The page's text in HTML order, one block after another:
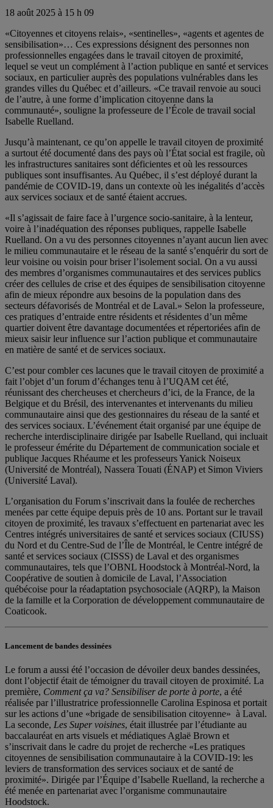
18 août 2025 à 15 h 09
«Citoyennes et citoyens relais», «sentinelles», «agents et agentes de
sensibilisation»… Ces expressions désignent des personnes non
professionnelles engagées dans le travail citoyen de proximité,
lequel se veut un complément à l’action publique en santé et services
sociaux, en particulier auprès des populations vulnérables dans les
grandes villes du Québec et d’ailleurs. «Ce travail renvoie au souci
de l’autre, à une forme d’implication citoyenne dans la
communauté», souligne la professeure de l’École de travail social
Isabelle Ruelland.
Jusqu’à maintenant, ce qu’on appelle le travail citoyen de proximité
a surtout été documenté dans des pays où l’État social est fragile, où
les infrastructures sanitaires sont déficientes et où les ressources
publiques sont insuffisantes. Au Québec, il s’est déployé durant la
pandémie de COVID-19, dans un contexte où les inégalités d’accès
aux services sociaux et de santé étaient accrues.
«Il s’agissait de faire face à l’urgence socio-sanitaire, à la lenteur,
voire à l’inadéquation des réponses publiques, rappelle Isabelle
Ruelland. On a vu des personnes citoyennes n’ayant aucun lien avec
le milieu communautaire et le réseau de la santé s’enquérir du sort de
leur voisine ou voisin pour briser l’isolement social. On a vu aussi
des membres d’organismes communautaires et des services publics
créer des cellules de crise et des équipes de sensibilisation citoyenne
afin de mieux répondre aux besoins de la population dans des
secteurs défavorisés de Montréal et de Laval.» Selon la professeure,
ces pratiques d’entraide entre résidents et résidentes d’un même
quartier doivent être davantage documentées et répertoriées afin de
mieux saisir leur influence sur l’action publique et communautaire
en matière de santé et de services sociaux.
C’est pour combler ces lacunes que le travail citoyen de proximité a
fait l’objet d’un forum d’échanges tenu à l’UQAM cet été,
réunissant des chercheuses et chercheurs d’ici, de la France, de la
Belgique et du Brésil, des intervenantes et intervenants du milieu
communautaire ainsi que des gestionnaires du réseau de la santé et
des services sociaux. L’événement était organisé par une équipe de
recherche interdisciplinaire dirigée par Isabelle Ruelland, qui incluait
le professeur émérite du Département de communication sociale et
publique Jacques Rhéaume et les professeurs Yanick Noiseux
(Université de Montréal), Nassera Touati (ÉNAP) et Simon Viviers
(Université Laval).
L’organisation du Forum s’inscrivait dans la foulée de recherches
menées par cette équipe depuis près de 10 ans. Portant sur le travail
citoyen de proximité, les travaux s’effectuent en partenariat avec les
Centres intégrés universitaires de santé et services sociaux (CIUSS)
du Nord et du Centre-Sud de l’Île de Montréal, le Centre intégré de
santé et services sociaux (CISSS) de Laval et des organismes
communautaires, tels que l’OBNL Hoodstock à Montréal-Nord, la
Coopérative de soutien à domicile de Laval, l’Association
québécoise pour la réadaptation psychosociale (AQRP), la Maison
de la famille et la Corporation de développement communautaire de
Coaticook.
Lancement de bandes dessinées
Le forum a aussi été l’occasion de dévoiler deux bandes dessinées,
dont l’objectif était de témoigner du travail citoyen de proximité. La
première, Comment ça va? Sensibiliser de porte à porte, a été
réalisée par l’illustratrice professionnelle Carolina Espinosa et portait
sur les actions d’une «brigade de sensibilisation citoyenne» à Laval.
La seconde, Les Super voisines, était illustrée par l’étudiante au
baccalauréat en arts visuels et médiatiques Aglaë Brown et
s’inscrivait dans le cadre du projet de recherche «Les pratiques
citoyennes de sensibilisation communautaire à la COVID-19: les
leviers de transformation des services sociaux et de santé de
proximité». Dirigée par l’Équipe d’Isabelle Ruelland, la recherche a
été menée en partenariat avec l’organisme communautaire
Hoodstock.